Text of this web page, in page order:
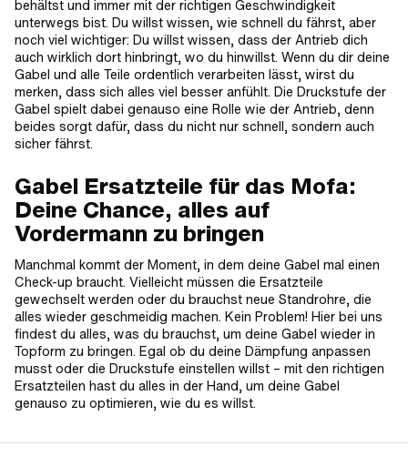
behältst und immer mit der richtigen Geschwindigkeit
unterwegs bist. Du willst wissen, wie schnell du fährst, aber
noch viel wichtiger: Du willst wissen, dass der Antrieb dich
auch wirklich dort hinbringt, wo du hinwillst. Wenn du dir deine
Gabel und alle Teile ordentlich verarbeiten lässt, wirst du
merken, dass sich alles viel besser anfühlt. Die Druckstufe der
Gabel spielt dabei genauso eine Rolle wie der Antrieb, denn
beides sorgt dafür, dass du nicht nur schnell, sondern auch
sicher fährst.
Gabel Ersatzteile für das Mofa:
Deine Chance, alles auf
Vordermann zu bringen
Manchmal kommt der Moment, in dem deine Gabel mal einen
Check-up braucht. Vielleicht müssen die Ersatzteile
gewechselt werden oder du brauchst neue Standrohre, die
alles wieder geschmeidig machen. Kein Problem! Hier bei uns
findest du alles, was du brauchst, um deine Gabel wieder in
Topform zu bringen. Egal ob du deine Dämpfung anpassen
musst oder die Druckstufe einstellen willst – mit den richtigen
Ersatzteilen hast du alles in der Hand, um deine Gabel
genauso zu optimieren, wie du es willst.